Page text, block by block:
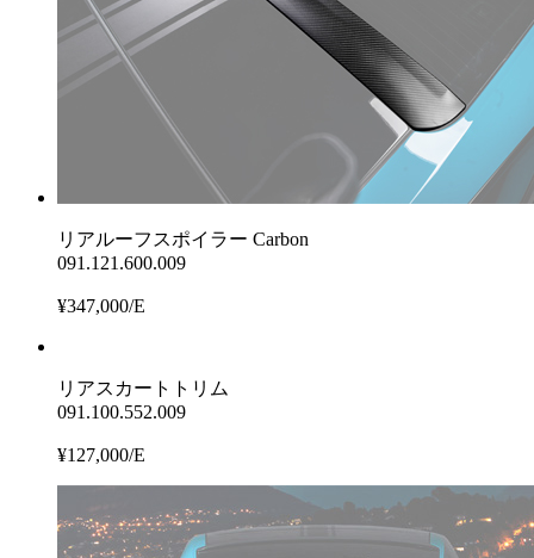
リアルーフスポイラー Carbon
091.121.600.009
¥347,000/E
リアスカートトリム
091.100.552.009
¥127,000/E